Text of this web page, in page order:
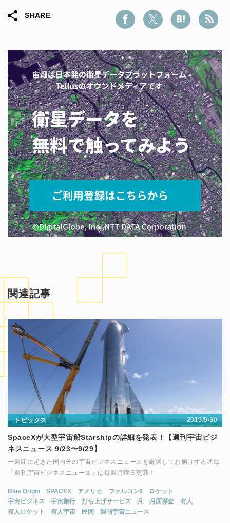
SHARE
関連記事
トピックス 2019/9/30
SpaceXが大型宇宙船Starshipの詳細を発表！【週刊宇宙ビジ
ネスニュース 9/23〜9/29】
一週間に起きた国内外の宇宙ビジネスニュースを厳選してお届けする連載
「週刊宇宙ビジネスニュース」は毎週月曜日更新！
Blue Origin SPACEX アメリカ ファルコン9
ロケット
宇宙ビジネス
宇宙旅行 打ち上げサービス 月 月面探査
有人
有人ロケット
有人宇宙 民間 週刊宇宙ニュース